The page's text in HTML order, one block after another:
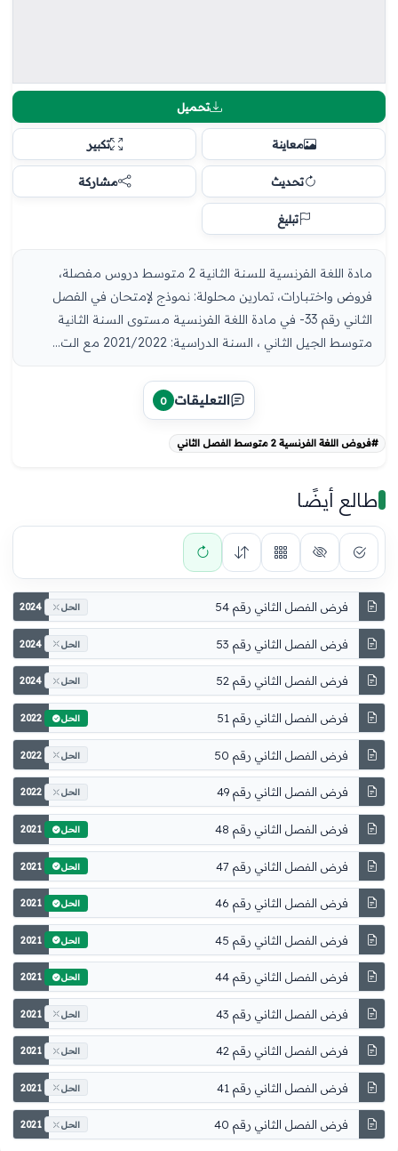
تحميل
معاينة تكبير
تحديث مشاركة
تبليغ
مادة اللغة الفرنسية للسنة الثانية 2 متوسط دروس مفصلة،
فروض واختبارات، تمارين محلولة: نموذج لإمتحان في الفصل
الثاني رقم 33- في مادة اللغة الفرنسية مستوى السنة الثانية
متوسط الجيل الثاني ، السنة الدراسية: 2021/2022 مع الت...
التعليقات 0
#فروض اللغة الفرنسية 2 متوسط الفصل الثاني
طالع أيضًا
فرض الفصل الثاني رقم 54 2024 الحل
فرض الفصل الثاني رقم 53 2024 الحل
فرض الفصل الثاني رقم 52 2024 الحل
فرض الفصل الثاني رقم 51 2022 الحل
فرض الفصل الثاني رقم 50 2022 الحل
فرض الفصل الثاني رقم 49 2022 الحل
فرض الفصل الثاني رقم 48 2021 الحل
فرض الفصل الثاني رقم 47 2021 الحل
فرض الفصل الثاني رقم 46 2021 الحل
فرض الفصل الثاني رقم 45 2021 الحل
فرض الفصل الثاني رقم 44 2021 الحل
فرض الفصل الثاني رقم 43 2021 الحل
فرض الفصل الثاني رقم 42 2021 الحل
فرض الفصل الثاني رقم 41 2021 الحل
فرض الفصل الثاني رقم 40 2021 الحل